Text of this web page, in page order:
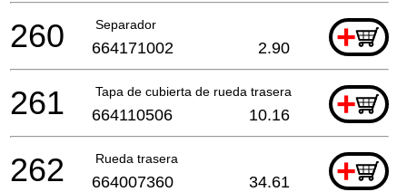
Separador +
260 664171002 2.90
Tapa de cubierta de rueda trasera +
261 664110506 10.16
Rueda trasera +
262 664007360 34.61